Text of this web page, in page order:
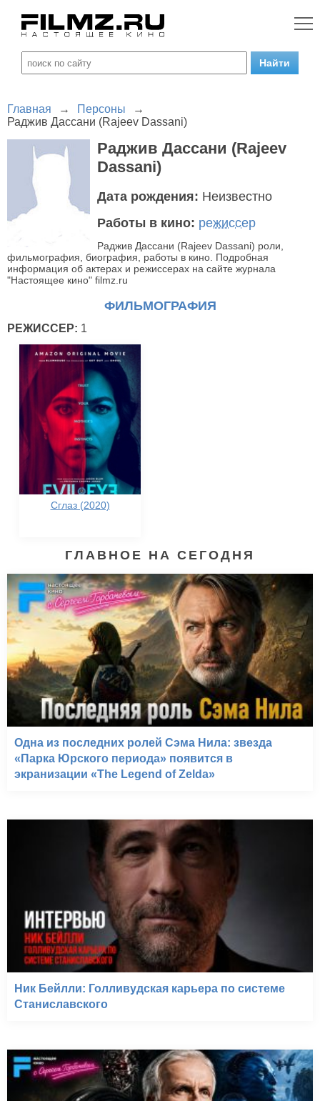
Главная → Персоны
→
Раджив Дассани (Rajeev Dassani)
Раджив Дассани (Rajeev
Dassani)
Дата рождения: Неизвестно
Работы в кино: режиссер
Раджив Дассани (Rajeev Dassani) роли,
фильмография, биография, работы в кино. Подробная
информация об актерах и режиссерах на сайте журнала
"Настоящее кино" filmz.ru
ФИЛЬМОГРАФИЯ
РЕЖИССЕР: 1
Сглаз (2020)
ГЛАВНОЕ НА СЕГОДНЯ
Одна из последних ролей Сэма Нила: звезда
«Парка Юрского периода» появится в
экранизации «The Legend of Zelda»
Ник Бейлли: Голливудская карьера по системе
Станиславского